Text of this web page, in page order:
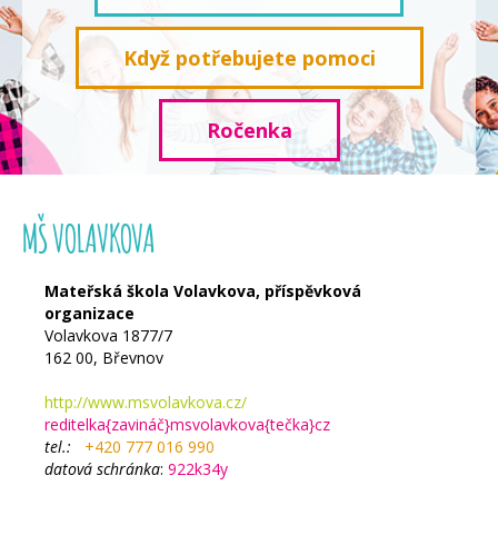
Když potřebujete pomoci
Ročenka
MŠ VOLAVKOVA
Mateřská škola Volavkova, příspěvková
organizace
Volavkova 1877/7
162 00, Břevnov
http://www.msvolavkova.cz/
reditelka{zavináč}msvolavkova{tečka}cz
tel.:
+420 777 016 990
datová schránka: 922k34y